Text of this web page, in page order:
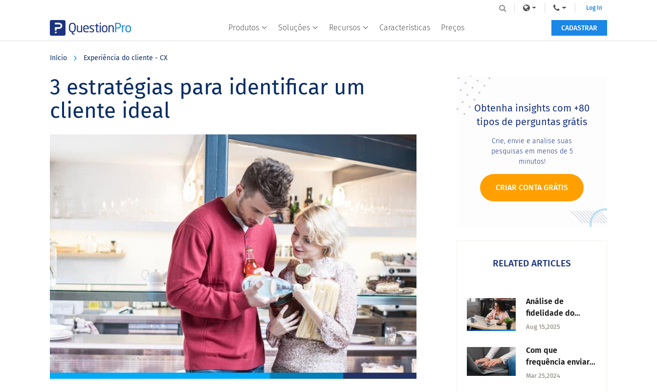
Produtos Soluções Recursos Características Preços
Log In
CADASTRAR
Início Experiência do cliente - CX
3 estratégias para identificar um
cliente ideal
Primary
Sidebar
Obtenha insights com +80
tipos de perguntas grátis
Crie, envie e analise suas
pesquisas em menos de 5
minutos!
CRIAR CONTA GRÁTIS
RELATED ARTICLES
Análise de
fidelidade do
cliente: o que é e
Aug 15,2025
Com que
frequência enviar
NPS?
Mar 25,2024